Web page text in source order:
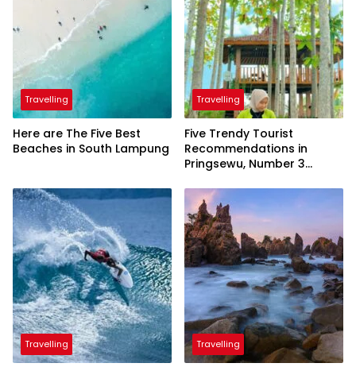
Travelling
Here are The Five Best
Beaches in South Lampung
Travelling
Five Trendy Tourist
Recommendations in
Pringsewu, Number 3
President
Travelling Travelling